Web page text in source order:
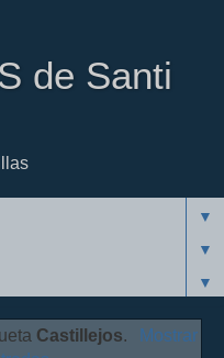
de Santi
▼
▼
▼
Castillejos.
Mostrar